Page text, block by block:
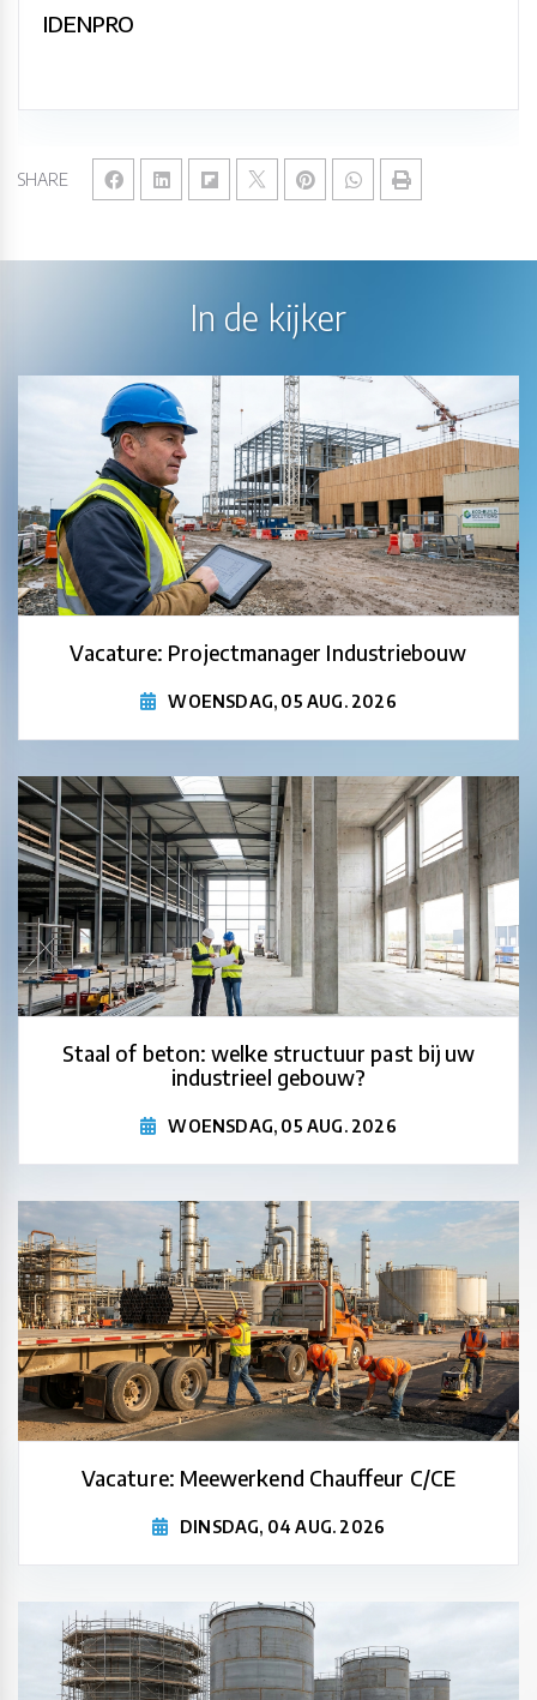
SHARE
IDENPRO
In de kijker
Vacature: Projectmanager Industriebouw
WOENSDAG, 05 AUG. 2026
Staal of beton: welke structuur past bij uw
industrieel gebouw?
WOENSDAG, 05 AUG. 2026
Vacature: Meewerkend Chauffeur C/CE
DINSDAG, 04 AUG. 2026